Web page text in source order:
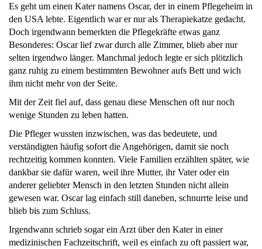
Es geht um einen Kater namens Oscar, der in einem Pflegeheim in
den USA lebte. Eigentlich war er nur als Therapiekatze gedacht.
Doch irgendwann bemerkten die Pflegekräfte etwas ganz
Besonderes: Oscar lief zwar durch alle Zimmer, blieb aber nur
selten irgendwo länger. Manchmal jedoch legte er sich plötzlich
ganz ruhig zu einem bestimmten Bewohner aufs Bett und wich
ihm nicht mehr von der Seite.
Mit der Zeit fiel auf, dass genau diese Menschen oft nur noch
wenige Stunden zu leben hatten.
Die Pfleger wussten inzwischen, was das bedeutete, und
verständigten häufig sofort die Angehörigen, damit sie noch
rechtzeitig kommen konnten. Viele Familien erzählten später, wie
dankbar sie dafür waren, weil ihre Mutter, ihr Vater oder ein
anderer geliebter Mensch in den letzten Stunden nicht allein
gewesen war. Oscar lag einfach still daneben, schnurrte leise und
blieb bis zum Schluss.
Irgendwann schrieb sogar ein Arzt über den Kater in einer
medizinischen Fachzeitschrift, weil es einfach zu oft passiert war,